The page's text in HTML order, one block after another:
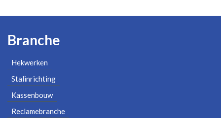
Branche
Hekwerken
Stalinrichting
Kassenbouw
Reclamebranche